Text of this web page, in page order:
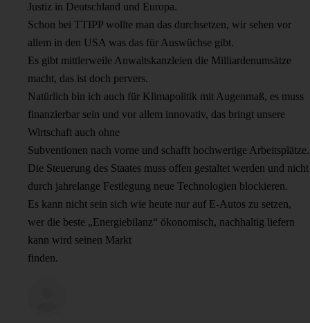
Justiz in Deutschland und Europa.
Schon bei TTIPP wollte man das durchsetzen, wir sehen vor
allem in den USA was das für Auswüchse gibt.
Es gibt mittlerweile Anwaltskanzleien die Milliardenumsätze
macht, das ist doch pervers.
Natürlich bin ich auch für Klimapolitik mit Augenmaß, es muss
finanzierbar sein und vor allem innovativ, das bringt unsere
Wirtschaft auch ohne
Subventionen nach vorne und schafft hochwertige Arbeitsplätze.
Die Steuerung des Staates muss offen gestaltet werden und nicht
durch jahrelange Festlegung neue Technologien blockieren.
Es kann nicht sein sich wie heute nur auf E-Autos zu setzen,
wer die beste „Energiebilanz“ ökonomisch, nachhaltig liefern
kann wird seinen Markt
finden.